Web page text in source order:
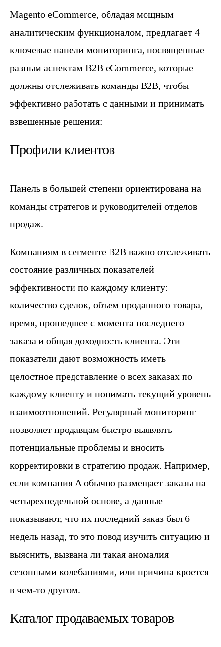
Magento eCommerce, обладая мощным
аналитическим функционалом, предлагает 4
ключевые панели мониторинга, посвященные
разным аспектам B2B eCommerce, которые
должны отслеживать команды B2B, чтобы
эффективно работать с данными и принимать
взвешенные решения:
Профили клиентов
Панель в большей степени ориентирована на
команды стратегов и руководителей отделов
продаж.
Компаниям в сегменте B2B важно отслеживать
состояние различных показателей
эффективности по каждому клиенту:
количество сделок, объем проданного товара,
время, прошедшее с момента последнего
заказа и общая доходность клиента. Эти
показатели дают возможность иметь
целостное представление о всех заказах по
каждому клиенту и понимать текущий уровень
взаимоотношений. Регулярный мониторинг
позволяет продавцам быстро выявлять
потенциальные проблемы и вносить
корректировки в стратегию продаж. Например,
если компания A обычно размещает заказы на
четырехнедельной основе, а данные
показывают, что их последний заказ был 6
недель назад, то это повод изучить ситуацию и
выяснить, вызвана ли такая аномалия
сезонными колебаниями, или причина кроется
в чем-то другом.
Каталог продаваемых товаров